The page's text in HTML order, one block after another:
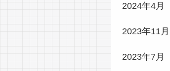
2024年4月
2023年11月
2023年7月